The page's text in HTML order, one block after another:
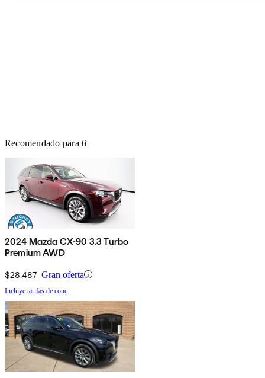
Recomendado para ti
2024 Mazda CX-90 3.3 Turbo
Premium AWD
$28,487 Gran oferta
Incluye tarifas de conc.